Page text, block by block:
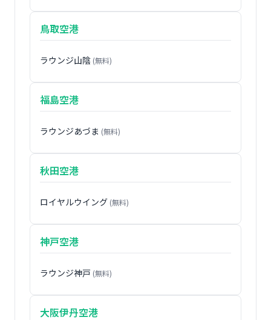
鳥取空港
ラウンジ山陰 (無料)
福島空港
ラウンジあづま (無料)
秋田空港
ロイヤルウイング (無料)
神戸空港
ラウンジ神戸 (無料)
大阪伊丹空港